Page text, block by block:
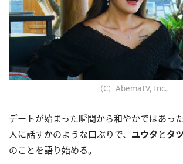
（C）AbemaTV, Inc.
デートが始まった瞬間から和やかではあっ
人に話すかのような口ぶりで、 ユウタ と タ
のことを語り始める。